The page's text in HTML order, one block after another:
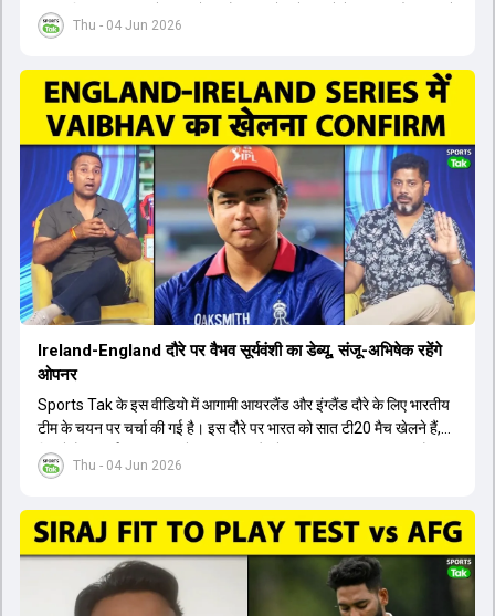
Thu - 04 Jun 2026
अफगानिस्तान सीरीज से बाहर हो गए हैं। इस चोट से उबरने में सामान्य तौर पर 4 से
12 हफ्ते का समय लग सकता है, और अगर सर्जरी की जरूरत पड़ी तो 3 से 5 महीने
सेंटर ऑफ एक्सीलेंस जाएंगे। इस गंभीर चोट के कारण 14 जुलाई से शुरू होने वाले
इंग्लैंड दौरे और आगामी वर्ल्ड कप में उनके खेलने पर सस्पेंस बन गया है। दूसरी
तरफ, आईपीएल में इम्पैक्ट प्लेयर के तौर पर खेलने वाले रोहित शर्मा को भी अभी तक
मेडिकल क्लीयरेंस नहीं मिली है। शनिवार को मुंबई में होने वाली चयन समिति की
बैठक में यह देखना अहम होगा कि क्या चयनकर्ता विराट कोहली को फिटनेस की शर्त
पर टीम में शामिल करते हैं या नहीं।
Thu - 04 Jun 2026
Ireland-England दौरे पर वैभव सूर्यवंशी का डेब्यू, संजू-अभिषेक रहेंगे
ओपनर
Sports Tak के इस वीडियो में आगामी आयरलैंड और इंग्लैंड दौरे के लिए भारतीय
टीम के चयन पर चर्चा की गई है। इस दौरे पर भारत को सात टी20 मैच खेलने हैं,
जिसमें वैभव सूर्यवंशी का टीम में चुना जाना और डेब्यू करना तय माना जा रहा है।
हालांकि, अभिषेक शर्मा और संजू सैमसन ही टीम के फर्स्ट चॉइस ओपनर बने रहेंगे,
नंबर तीन और श्रेयस अय्यर नंबर चार पर खेलेंगे। वहीं, रजत पाटीदार फिलहाल
टी20 टीम की योजना से बाहर हैं, लेकिन वह टेस्ट क्रिकेट में वापसी कर सकते हैं।